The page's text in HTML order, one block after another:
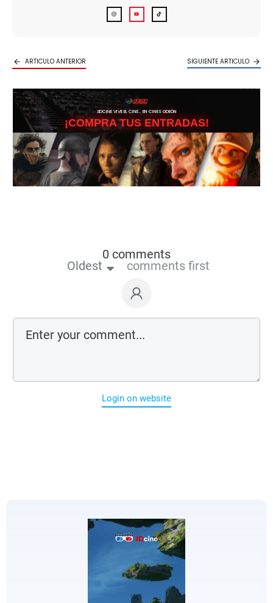
ARTICULO ANTERIOR SIGUIENTE ARTICULO
3DCINE VIVE EL CINE… EN CINES ODEÓN
¡COMPRA TUS ENTRADAS!
0 comments
Oldest comments first
Login on website